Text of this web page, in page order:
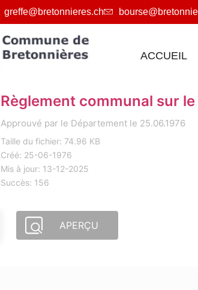
greffe@bretonnieres.ch
ACCUEIL
Règlement communal sur
Approuvé par le Département le 25.06.1976
Taille du fichier: 74.96 KB
Créé: 25-06-1976
Mis à jour: 13-12-2025
Succès: 156
APERÇU